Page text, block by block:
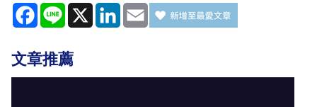
Facebook
Line X LinkedIn
Email
文章推薦